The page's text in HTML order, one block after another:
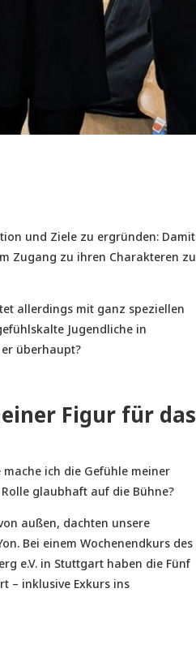
und Ziele zu ergründen: Damit
Zugang zu ihren Charakteren zu
allerdings mit ganz speziellen
Jugendliche in
überhaupt?
Figur für das
ich die Gefühle meiner
glaubhaft auf die Bühne?
außen, dachten unsere
Bei einem Wochenendkurs des
e.V. in Stuttgart haben die Fünf
– inklusive Exkurs ins